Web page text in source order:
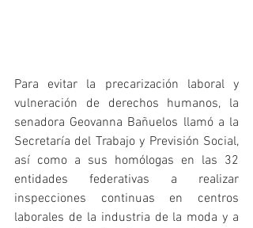
Para evitar la precarización laboral y
vulneración de derechos humanos, la
senadora Geovanna Bañuelos llamó a la
Secretaría del Trabajo y Previsión Social,
así como a sus homólogas en las 32
entidades federativas a realizar
inspecciones continuas en centros
laborales de la industria de la moda y a